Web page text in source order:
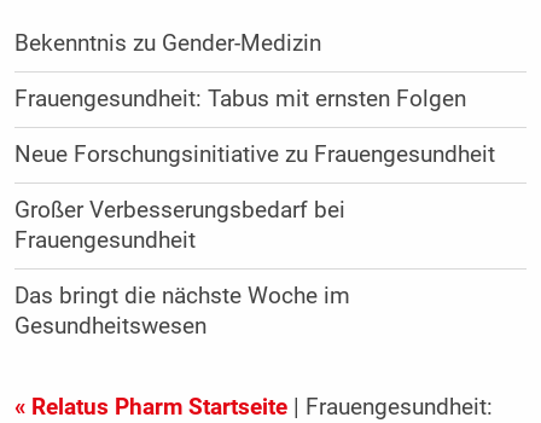
Bekenntnis zu Gender-Medizin
Frauengesundheit: Tabus mit ernsten Folgen
Neue Forschungsinitiative zu Frauengesundheit
Großer Verbesserungsbedarf bei
Frauengesundheit
Das bringt die nächste Woche im
Gesundheitswesen
« Relatus Pharm Startseite| Frauengesundheit: